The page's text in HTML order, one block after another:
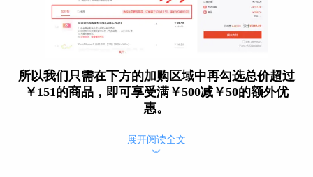
所以我们只需在下方的加购区域中再勾选总价超过
￥151的商品，即可享受满￥500减￥50的额外优
惠。
展开阅读全文
︾